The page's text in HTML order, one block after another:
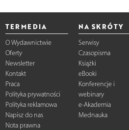
TERMEDIA
O Wydawnictwie
Oferty
Newsletter
Kontakt
Praca
Polityka prywatności
Polityka reklamowa
Napisz do nas
Nota prawna
NA SKRÓTY
Serwisy
Czasopisma
Książki
eBooki
Konferencje i
webinary
e-Akademia
Mednauka